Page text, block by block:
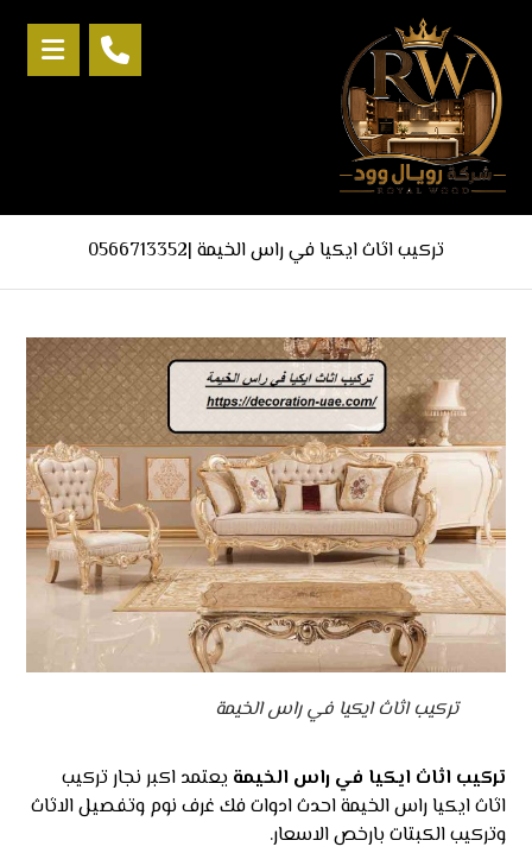
تركيب اثاث ايكيا في راس الخيمة |0566713352
تركيب اثاث ايكيا في راس الخيمة
تركيب اثاث ايكيا في راس الخيمة يعتمد اكبر نجار تركيب
اثاث ايكيا راس الخيمة احدث ادوات فك غرف نوم وتفصيل الاثاث
وتركيب الكبتات بارخص الاسعار.